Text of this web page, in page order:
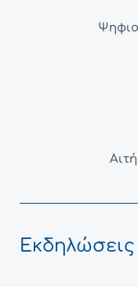
Εκδηλώσεις